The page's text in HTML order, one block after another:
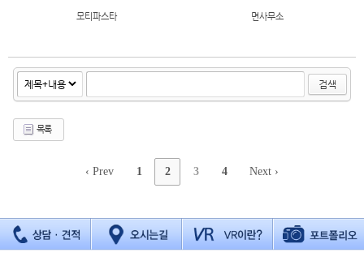
모티파스타 면사무소
검색
목록
‹ Prev 1 2 3 4 Next ›